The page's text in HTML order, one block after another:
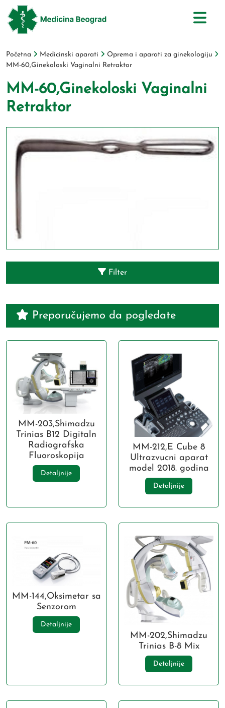
Početna Medicinski aparati
Oprema i aparati za ginekologiju
MM-60,Ginekoloski Vaginalni Retraktor
MM-60,Ginekoloski Vaginalni
Retraktor
Filter
Preporučujemo da pogledate
MM-203,Shimadzu
Trinias B12 Digitaln
Radiografska
Fluoroskopija
Detaljnije
MM-212,E Cube 8
Ultrazvucni aparat
model 2018. godina
Detaljnije
MM-144,Oksimetar sa
Senzorom
Detaljnije
MM-202,Shimadzu
Trinias B-8 Mix
Detaljnije